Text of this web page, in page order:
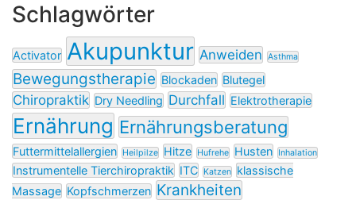
Schlagwörter
Activator Akupunktur Anweiden Asthma
Bewegungstherapie Blockaden Blutegel
Chiropraktik Dry Needling Durchfall Elektrotherapie
Ernährung Ernährungsberatung
Futtermittelallergien Heilpilze Hitze Hufrehe Husten Inhalation
Instrumentelle Tierchiropraktik ITC Katzen
klassische
Massage Kopfschmerzen Krankheiten